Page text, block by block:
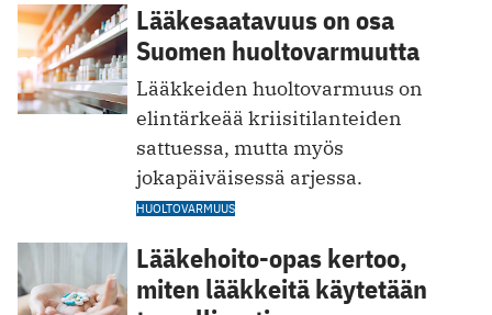
Lääkesaatavuus on osa
Suomen huoltovarmuutta
Lääkkeiden huoltovarmuus on
elintärkeää kriisitilanteiden
sattuessa, mutta myös
jokapäiväisessä arjessa.
HUOLTOVARMUUS
Lääkehoito-opas kertoo,
miten lääkkeitä käytetään